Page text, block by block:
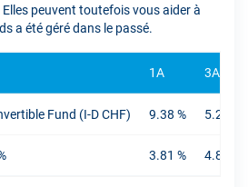
peuvent toutefois vous aider à
a été géré dans le passé.
1A 3A
Fund (I-D CHF) 9.38 % 5.27 %
3.81 % 4.89 %